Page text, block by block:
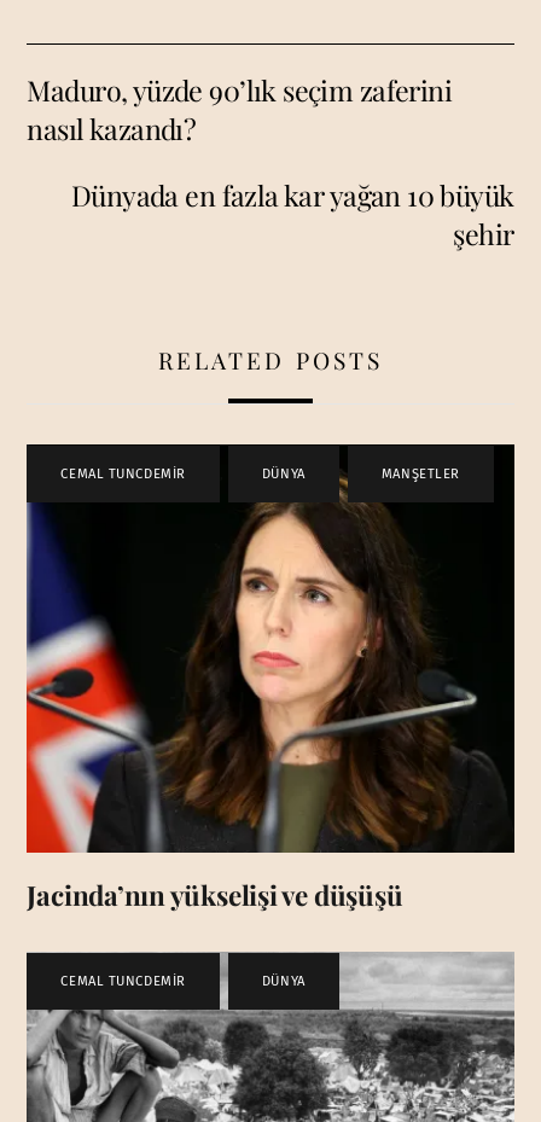
Maduro, yüzde 90’lık seçim zaferini
nasıl kazandı?
Dünyada en fazla kar yağan 10 büyük
şehir
RELATED POSTS
CEMAL TUNCDEMİR DÜNYA , MANŞETLER
Jacinda’nın yükselişi ve düşüşü
CEMAL TUNCDEMİR , DÜNYA